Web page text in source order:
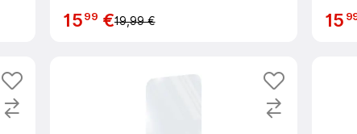
1599 €19,99 € 15